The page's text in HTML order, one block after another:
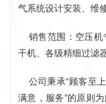
气系统设计安装、维
销售范围：空压机
干机、各级精细过滤器
公司秉承“顾客至
满意，服务”的原则